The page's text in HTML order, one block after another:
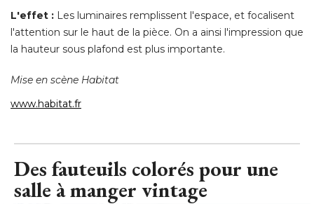
L'effet : Les luminaires remplissent l'espace, et focalisent
l'attention sur le haut de la pièce. On a ainsi l'impression que
la hauteur sous plafond est plus importante.
Mise en scène Habitat
www.habitat.fr
Des fauteuils colorés pour une
salle à manger vintage